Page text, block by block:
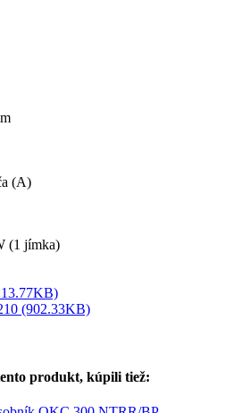
(A)
(1 jímka)
(902.33KB)
produkt, kúpili tiež: